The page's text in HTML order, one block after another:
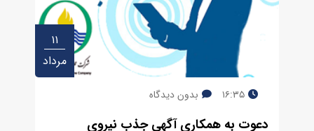
۱۱
مرداد
۱۶:۳۵ بدون دیدگاه
دعوت به همکاری آگهی جذب نیروی